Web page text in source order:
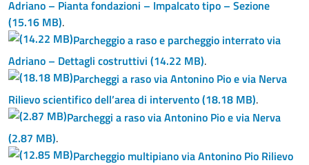
Adriano – Pianta fondazioni – Impalcato tipo – Sezione
(15.16 MB).
Parcheggio a raso e parcheggio interrato via
Adriano – Dettagli costruttivi (14.22 MB).
Parcheggi a raso via Antonino Pio e via Nerva
Rilievo scientifico dell’area di intervento(18.18 MB).
Parcheggi a raso via Antonino Pio e via Nerva
(2.87 MB).
Parcheggio multipiano via Antonino Pio Rilievo